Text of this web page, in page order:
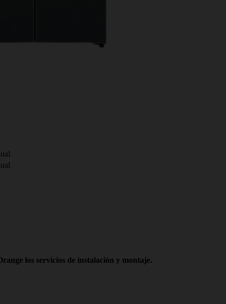
los servicios de instalación y montaje.